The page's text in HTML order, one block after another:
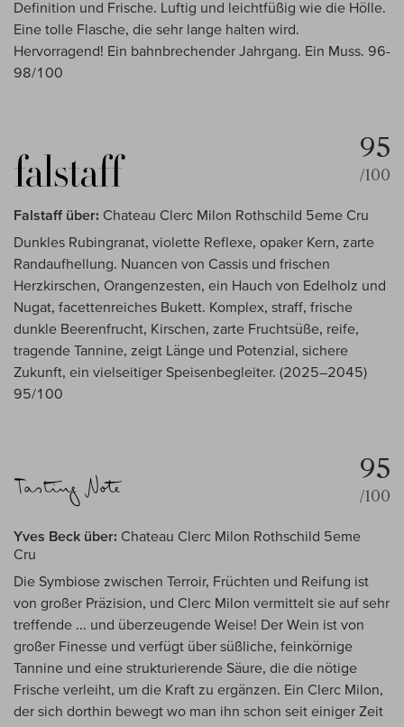
Definition und Frische. Luftig und leichtfüßig wie die Hölle.
Eine tolle Flasche, die sehr lange halten wird.
Hervorragend! Ein bahnbrechender Jahrgang. Ein Muss. 96-
98/100
95
/100
Falstaff über: Chateau Clerc Milon Rothschild 5eme Cru
Dunkles Rubingranat, violette Reflexe, opaker Kern, zarte
Randaufhellung. Nuancen von Cassis und frischen
Herzkirschen, Orangenzesten, ein Hauch von Edelholz und
Nugat, facettenreiches Bukett. Komplex, straff, frische
dunkle Beerenfrucht, Kirschen, zarte Fruchtsüße, reife,
tragende Tannine, zeigt Länge und Potenzial, sichere
Zukunft, ein vielseitiger Speisenbegleiter. (2025–2045)
95/100
95
/100
Yves Beck über: Chateau Clerc Milon Rothschild 5eme
Cru
Die Symbiose zwischen Terroir, Früchten und Reifung ist
von großer Präzision, und Clerc Milon vermittelt sie auf sehr
treffende ... und überzeugende Weise! Der Wein ist von
großer Finesse und verfügt über süßliche, feinkörnige
Tannine und eine strukturierende Säure, die die nötige
Frische verleiht, um die Kraft zu ergänzen. Ein Clerc Milon,
der sich dorthin bewegt wo man ihn schon seit einiger Zeit